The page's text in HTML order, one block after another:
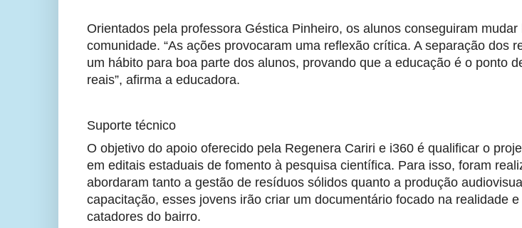
Orientados pela professora Géstica Pinheiro, os alunos conseguiram
comunidade. “As ações provocaram uma reflexão crítica. A separação dos
um hábito para boa parte dos alunos, provando que a educação é o ponto
reais”, afirma a educadora.
Suporte técnico
O objetivo do apoio oferecido pela Regenera Cariri e i360 é qualificar o
em editais estaduais de fomento à pesquisa científica. Para isso, foram
abordaram tanto a gestão de resíduos sólidos quanto a produção
capacitação, esses jovens irão criar um documentário focado na realidade
catadores do bairro.